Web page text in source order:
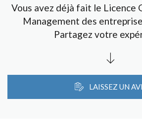
Vous avez déjà fait le Licence
Management des
Partagez votre
LAISSEZ UN